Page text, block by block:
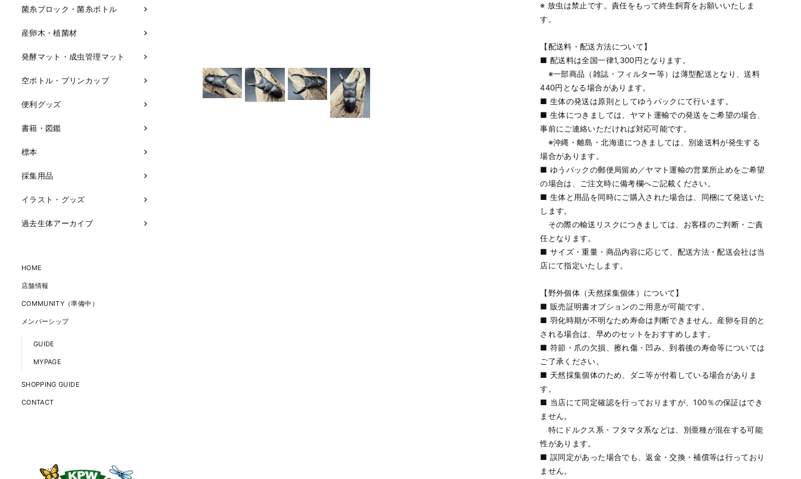
菌糸ブロック・菌糸ボトル
産卵木・植菌材
発酵マット・成虫管理マット
空ボトル・プリンカップ
便利グッズ
書籍・図鑑
標本
採集用品
イラスト・グッズ
過去生体アーカイブ
HOME
店舗情報
COMMUNITY（準備中）
メンバーシップ
GUIDE
MYPAGE
SHOPPING GUIDE
CONTACT
※ 放虫は禁止です。責任をもって終生飼育をお願いいたしま
す。
【配送料・配送方法について】
■ 配送料は全国一律1,300円となります。
※一部商品（雑誌・フィルター等）は薄型配送となり、送料
440円となる場合があります。
■ 生体の発送は原則としてゆうパックにて行います。
■ 生体につきましては、ヤマト運輸での発送をご希望の場合、
事前にご連絡いただければ対応可能です。
※沖縄・離島・北海道につきましては、別途送料が発生する
場合があります。
■ ゆうパックの郵便局留め／ヤマト運輸の営業所止めをご希望
の場合は、ご注文時に備考欄へご記載ください。
■ 生体と用品を同時にご購入された場合は、同梱にて発送いた
します。
その際の輸送リスクにつきましては、お客様のご判断・ご責
任となります。
■ サイズ・重量・商品内容に応じて、配送方法・配送会社は当
店にて指定いたします。
【野外個体（天然採集個体）について】
■ 販売証明書オプションのご用意が可能です。
■ 羽化時期が不明なため寿命は判断できません。産卵を目的と
される場合は、早めのセットをおすすめします。
■ 符節・爪の欠損、擦れ傷・凹み、到着後の寿命等については
ご了承ください。
■ 天然採集個体のため、ダニ等が付着している場合がありま
す。
■ 当店にて同定確認を行っておりますが、100％の保証はでき
ません。
特にドルクス系・フタマタ系などは、別亜種が混在する可能
性があります。
■ 誤同定があった場合でも、返金・交換・補償等は行っており
ません。